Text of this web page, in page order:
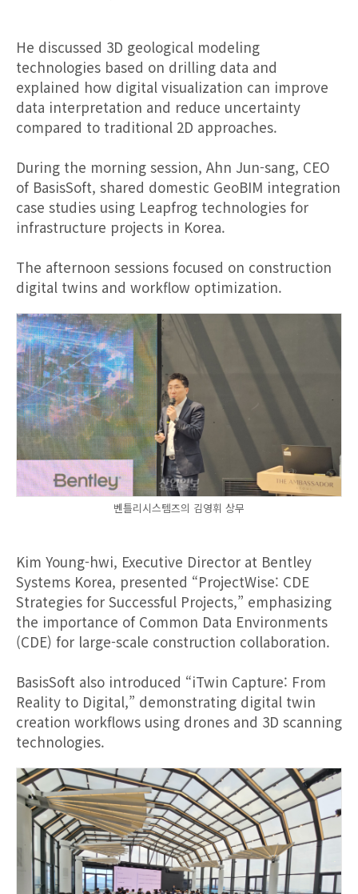
He discussed 3D geological modeling
technologies based on drilling data and
explained how digital visualization can improve
data interpretation and reduce uncertainty
compared to traditional 2D approaches.
During the morning session, Ahn Jun-sang, CEO
of BasisSoft, shared domestic GeoBIM integration
case studies using Leapfrog technologies for
infrastructure projects in Korea.
The afternoon sessions focused on construction
digital twins and workflow optimization.
벤틀리시스템즈의 김영휘 상무
Kim Young-hwi, Executive Director at Bentley
Systems Korea, presented “ProjectWise: CDE
Strategies for Successful Projects,” emphasizing
the importance of Common Data Environments
(CDE) for large-scale construction collaboration.
BasisSoft also introduced “iTwin Capture: From
Reality to Digital,” demonstrating digital twin
creation workflows using drones and 3D scanning
technologies.